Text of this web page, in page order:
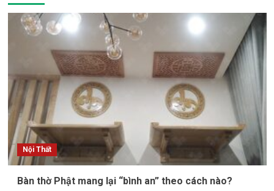
Nội Thất
Bàn thờ Phật mang lại “bình an” theo cách nào?